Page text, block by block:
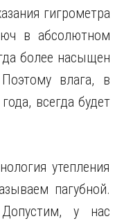
гигрометра
в абсолютном
более насыщен
влага, в
всегда будет
утепления
пагубной.
у нас